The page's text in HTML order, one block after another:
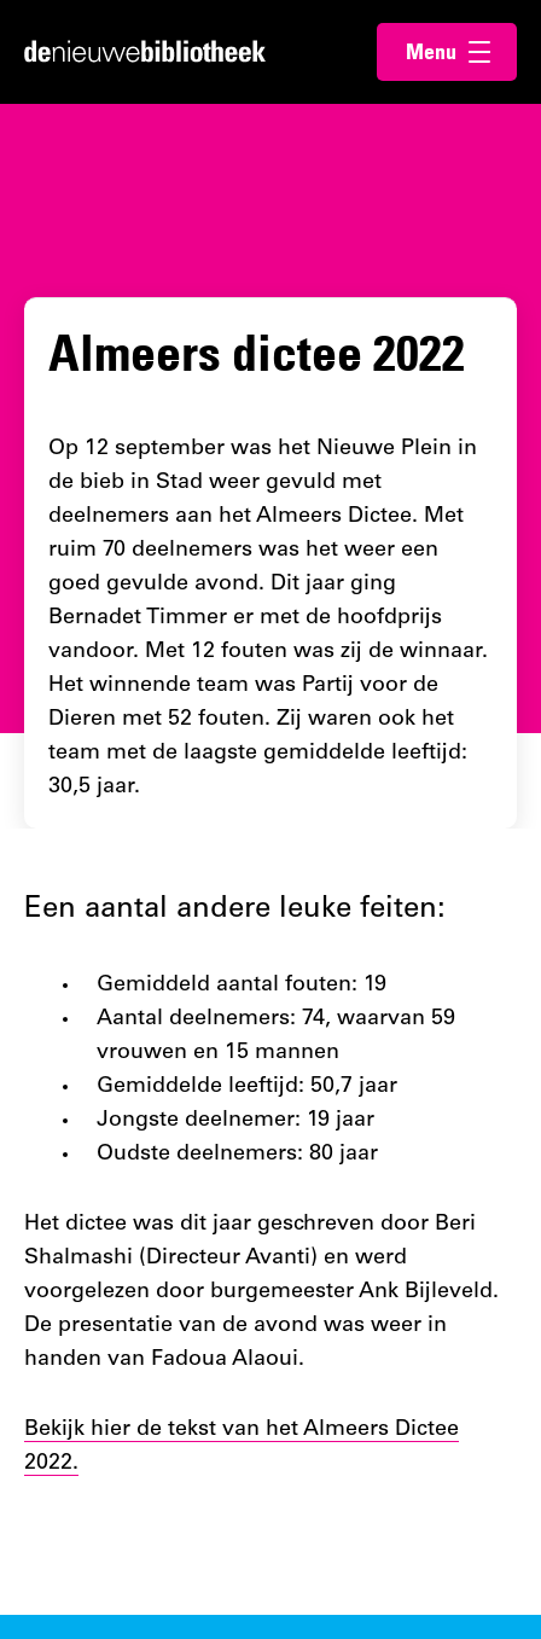
direct
direct
Ga
Menu
openen
Almeers dictee 2022
Op 12 september was het Nieuwe Plein in
de bieb in Stad weer gevuld met
deelnemers aan het Almeers Dictee. Met
ruim 70 deelnemers was het weer een
goed gevulde avond. Dit jaar ging
Bernadet Timmer er met de hoofdprijs
vandoor. Met 12 fouten was zij de winnaar.
Het winnende team was Partij voor de
Dieren met 52 fouten. Zij waren ook het
team met de laagste gemiddelde leeftijd:
30,5 jaar.
Een aantal andere leuke feiten:
Gemiddeld aantal fouten: 19
Aantal deelnemers: 74, waarvan 59
vrouwen en 15 mannen
Gemiddelde leeftijd: 50,7 jaar
Jongste deelnemer: 19 jaar
Oudste deelnemers: 80 jaar
Het dictee was dit jaar geschreven door Beri
Shalmashi (Directeur Avanti) en werd
voorgelezen door burgemeester Ank Bijleveld.
De presentatie van de avond was weer in
handen van Fadoua Alaoui.
Bekijk hier de tekst van het Almeers Dictee
2022.